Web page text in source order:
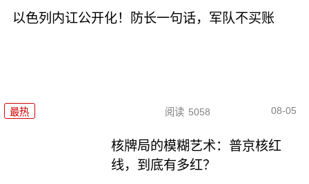
以色列内讧公开化！防长一句话，军队不买账
最热 阅读 5058 08-05
核牌局的模糊艺术：普京核红
线，到底有多红？